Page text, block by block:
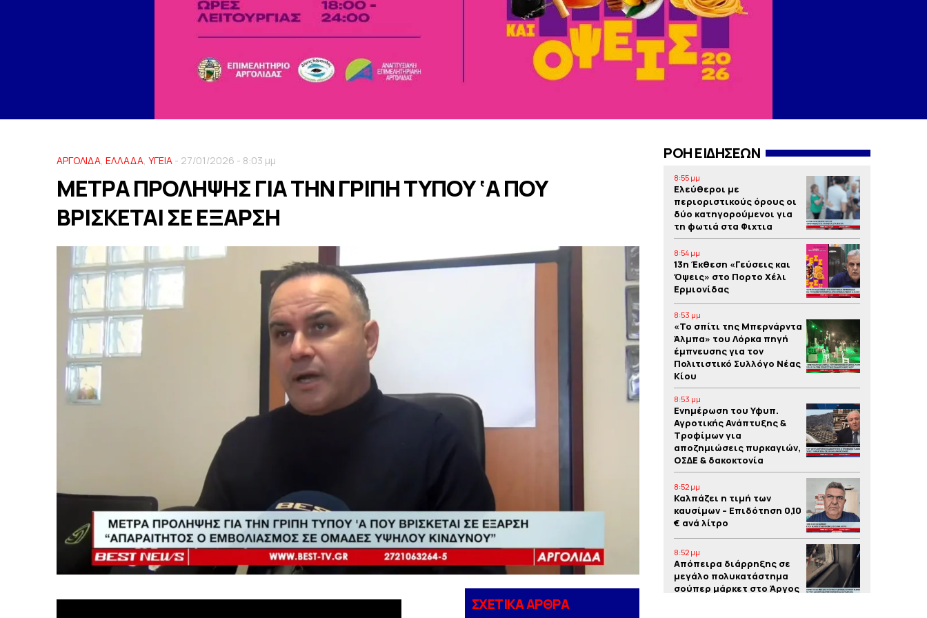
ΑΡΓΟΛΙΔΑ, ΕΛΛΑΔΑ, ΥΓΕΙΑ - 27/01/2026 - 8:03 μμ
ΜΕΤΡΑ ΠΡΟΛΗΨΗΣ ΓΙΑ ΤΗΝ ΓΡΙΠΗ ΤΥΠΟΥ ‘Α ΠΟΥ
ΒΡΙΣΚΕΤΑΙ ΣΕ ΕΞΑΡΣΗ
ΣΧΕΤΙΚΑ ΑΡΘΡΑ
ΡΟΗ ΕΙΔΗΣΕΩΝ
8:55 μμ
Ελεύθεροι με
περιοριστικούς όρους οι
δύο κατηγορούμενοι για
τη φωτιά στα Φιχτια
8:54 μμ
13η Έκθεση «Γεύσεις και
Όψεις» στο Πορτο Xέλι
Ερμιονίδας
8:53 μμ
«Το σπίτι της Μπερνάρντα
Άλμπα» του Λόρκα πηγή
έμπνευσης για τον
Πολιτιστικό Συλλόγο Νέας
Κίου
8:53 μμ
Eνημέρωση του Υφυπ.
Αγροτικής Ανάπτυξης &
Τροφίμων για
αποζημιώσεις πυρκαγιών,
ΟΣΔΕ & δακοκτονία
8:52 μμ
Καλπάζει η τιμή των
καυσίμων – Eπιδότηση 0,10
€ ανά λίτρο
8:52 μμ
Απόπειρα διάρρηξης σε
μεγάλο πολυκατάστημα
σούπερ μάρκετ στο Άργος